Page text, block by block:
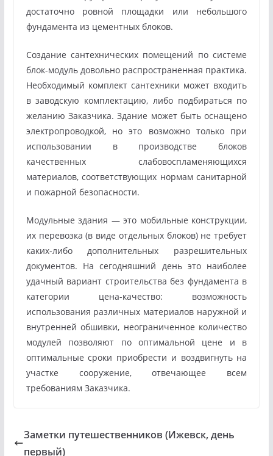
достаточно ровной площадки или небольшого
фундамента из цементных блоков.
Создание сантехнических помещений по системе
блок-модуль довольно распространенная практика.
Необходимый комплект сантехники может входить
в заводскую комплектацию, либо подбираться по
желанию Заказчика. Здание может быть оснащено
электропроводкой, но это возможно только при
использовании в производстве блоков
качественных слабовоспламеняющихся
материалов, соответствующих нормам санитарной
и пожарной безопасности.
Модульные здания — это мобильные конструкции,
их перевозка (в виде отдельных блоков) не требует
каких-либо дополнительных разрешительных
документов. На сегодняшний день это наиболее
удачный вариант строительства без фундамента в
категории цена-качество: возможность
использования различных материалов наружной и
внутренней обшивки, неограниченное количество
модулей позволяют по оптимальной цене и в
оптимальные сроки приобрести и воздвигнуть на
участке сооружение, отвечающее всем
требованиям Заказчика.
Заметки путешественников (Ижевск, день
первый)